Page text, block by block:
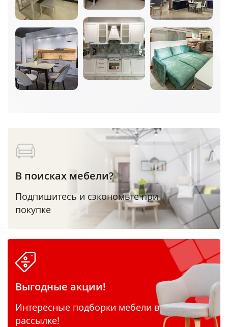
В поисках мебели?
Подпишитесь и сэкономьте при
покупке
Выгодные акции!
Интересные подборки мебели в
рассылке!